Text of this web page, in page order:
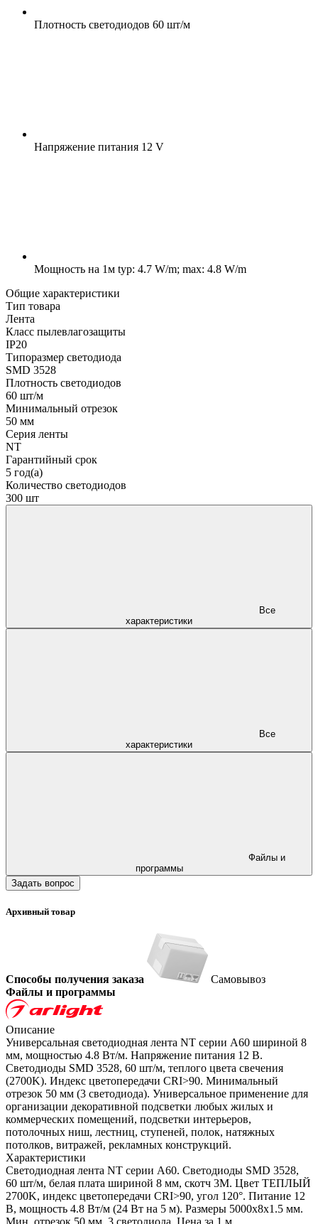
Плотность светодиодов 60 шт/м
Напряжение питания 12 V
Мощность на 1м typ: 4.7 W/m; max: 4.8 W/m
Общие характеристики
Тип товара
Лента
Класс пылевлагозащиты
IP20
Типоразмер светодиода
SMD 3528
Плотность светодиодов
60 шт/м
Минимальный отрезок
50 мм
Серия ленты
NT
Гарантийный срок
5 год(а)
Количество светодиодов
300 шт
характеристики
характеристики
программы
Задать вопрос
Архивный товар
Способы получения заказа
Самовывоз
Файлы и программы
Описание
Универсальная светодиодная лента NT серии A60 шириной 8
мм, мощностью 4.8 Вт/м. Напряжение питания 12 В.
Светодиоды SMD 3528, 60 шт/м, теплого цвета свечения
(2700K). Индекс цветопередачи CRI>90. Минимальный
отрезок 50 мм (3 светодиода). Универсальное применение для
организации декоративной подсветки любых жилых и
коммерческих помещений, подсветки интерьеров,
потолочных ниш, лестниц, ступеней, полок, натяжных
потолков, витражей, рекламных конструкций.
Характеристики
Светодиодная лента NT серии A60. Светодиоды SMD 3528,
60 шт/м, белая плата шириной 8 мм, скотч 3M. Цвет ТЕПЛЫЙ
2700K, индекс цветопередачи CRI>90, угол 120°. Питание 12
В, мощность 4.8 Вт/м (24 Вт на 5 м). Размеры 5000x8x1.5 мм.